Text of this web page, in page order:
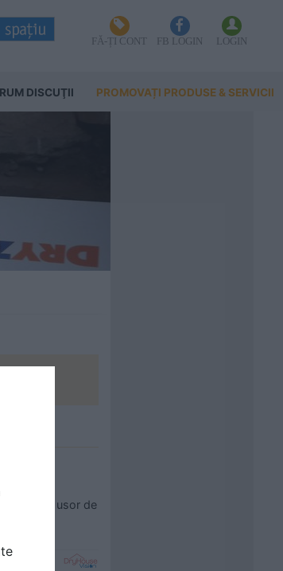
FĂ-ȚI CONT FB LOGIN LOGIN
DISCUŢII PROMOVAȚI PRODUSE & SERVICII
usor de